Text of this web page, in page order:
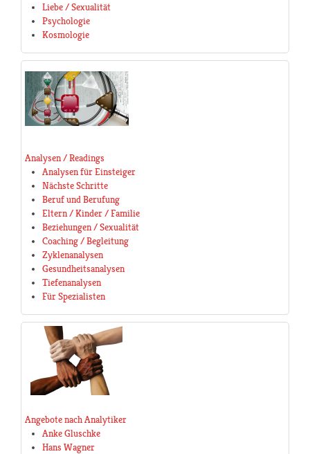
Liebe / Sexualität
Psychologie
Kosmologie
Analysen / Readings
Analysen für Einsteiger
Nächste Schritte
Beruf und Berufung
Eltern / Kinder / Familie
Beziehungen / Sexualität
Coaching / Begleitung
Zyklenanalysen
Gesundheitsanalysen
Tiefenanalysen
Für Spezialisten
Angebote nach Analytiker
Anke Gluschke
Hans Wagner